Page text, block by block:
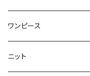
ブラウス
Tシャツ
ジャケット
コート
ワンピース
ニット